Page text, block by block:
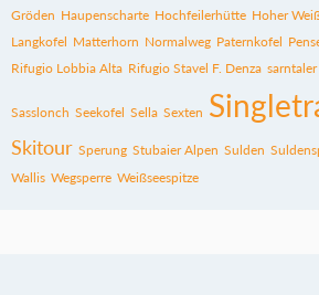
Gröden Haupenscharte Hochfeilerhütte Hoher
Langkofel Matterhorn Normalweg Paternkofel
Rifugio Lobbia Alta Rifugio Stavel F. Denza
Sasslonch Seekofel Sella Sexten
Skitour Sperung Stubaier Alpen Sulden
Wallis Wegsperre Weißseespitze